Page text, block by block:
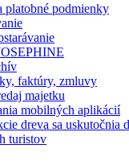
platobné podmienky
faktúry, zmluvy
majetku
mobilných aplikácií
dreva sa uskutočnia
turistov